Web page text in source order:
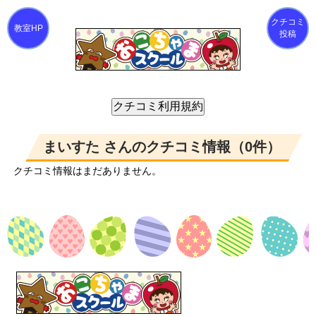
クチコミ
投稿
まいすた さんのクチコミ情報（0件）
クチコミ情報はまだありません。